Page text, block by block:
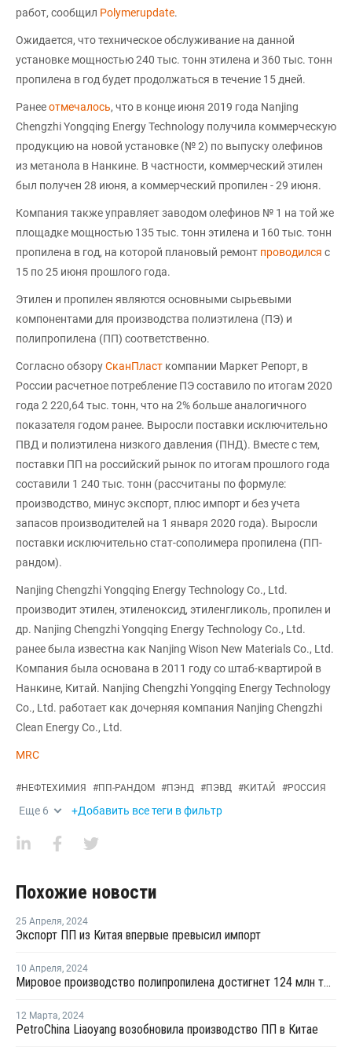
работ, сообщил Polymerupdate.
Ожидается, что техническое обслуживание на данной
установке мощностью 240 тыс. тонн этилена и 360 тыс. тонн
пропилена в год будет продолжаться в течение 15 дней.
Ранееотмечалось, что в конце июня 2019 года Nanjing
Chengzhi Yongqing Energy Technology получила коммерческую
продукцию на новой установке (№ 2) по выпуску олефинов
из метанола в Нанкине. В частности, коммерческий этилен
был получен 28 июня, а коммерческий пропилен - 29 июня.
Компания также управляет заводом олефинов № 1 на той же
площадке мощностью 135 тыс. тонн этилена и 160 тыс. тонн
пропилена в год, на которой плановый ремонт проводился с
15 по 25 июня прошлого года.
Этилен и пропилен являются основными сырьевыми
компонентами для производства полиэтилена (ПЭ) и
полипропилена (ПП) соответственно.
Согласно обзоруСканПласт компании Маркет Репорт, в
России расчетное потребление ПЭ составило по итогам 2020
года 2 220,64 тыс. тонн, что на 2% больше аналогичного
показателя годом ранее. Выросли поставки исключительно
ПВД и полиэтилена низкого давления (ПНД). Вместе с тем,
поставки ПП на российский рынок по итогам прошлого года
составили 1 240 тыс. тонн (рассчитаны по формуле:
производство, минус экспорт, плюс импорт и без учета
запасов производителей на 1 января 2020 года). Выросли
поставки исключительно стат-сополимера пропилена (ПП-
рандом).
Nanjing Chengzhi Yongqing Energy Technology Co., Ltd.
производит этилен, этиленоксид, этиленгликоль, пропилен и
др. Nanjing Chengzhi Yongqing Energy Technology Co., Ltd.
ранее была известна как Nanjing Wison New Materials Co., Ltd.
Компания была основана в 2011 году со штаб-квартирой в
Нанкине, Китай. Nanjing Chengzhi Yongqing Energy Technology
Co., Ltd. работает как дочерняя компания Nanjing Chengzhi
Clean Energy Co., Ltd.
MRC
#НЕФТЕХИМИЯ #ПП-РАНДОМ #ПЭНД #ПЭВД #КИТАЙ #РОССИЯ
Еще 6 +Добавить все теги в фильтр
Похожие новости
25 Апреля, 2024
Экспорт ПП из Китая впервые превысил импорт
10 Апреля, 2024
Мировое производство полипропилена достигнет 124 млн тонн к 2032 году
12 Марта, 2024
PetroChina Liaoyang возобновила производство ПП в Китае